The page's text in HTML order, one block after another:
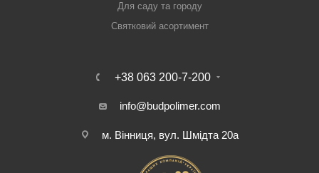
Для саду та городу
Святковий асортимент
+38 063 200-7-200
info@budpolimer.com
м. Вінниця, вул. Шмідта 20а